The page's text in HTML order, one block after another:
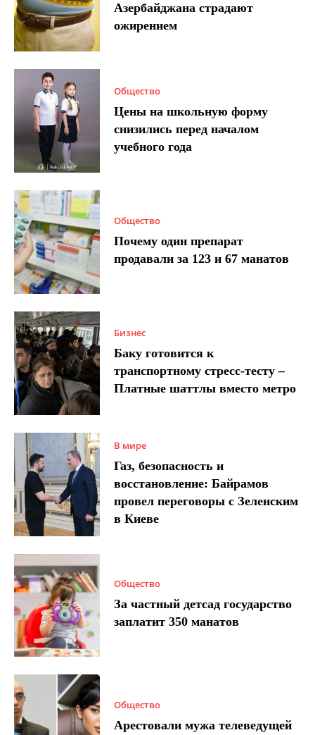
Азербайджана страдают
ожирением
Общество
Цены на школьную форму
снизились перед началом
учебного года
Общество
Почему один препарат
продавали за 123 и 67 манатов
Бизнес
Баку готовится к
транспортному стресс-тесту –
Платные шаттлы вместо метро
В мире
Газ, безопасность и
восстановление: Байрамов
провел переговоры с Зеленским
в Киеве
Общество
За частный детсад государство
заплатит 350 манатов
Общество
Арестовали мужа телеведущей